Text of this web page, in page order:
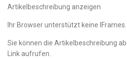
Artikelbeschreibung anzeigen
Ihr Browser unterstützt keine IFrames.
Sie können die Artikelbeschreibung
Link aufrufen.